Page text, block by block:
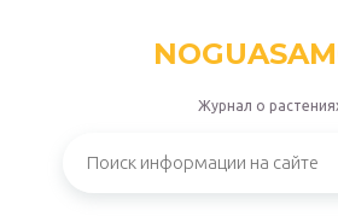
Журнал о